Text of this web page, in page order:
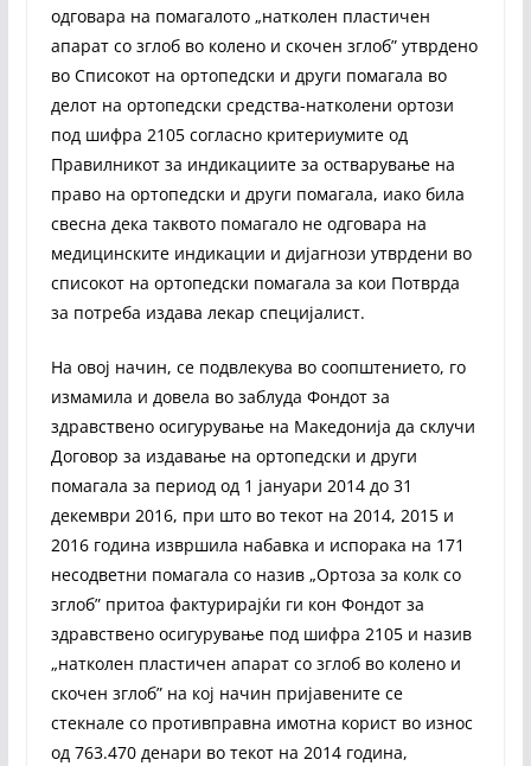
одговара на помагалото „натколен пластичен
апарат со зглоб во колено и скочен зглоб” утврдено
во Списокот на ортопедски и други помагала во
делот на ортопедски средства-натколени ортози
под шифра 2105 согласно критериумите од
Правилникот за индикациите за остварување на
право на ортопедски и други помагала, иако била
свесна дека таквото помагало не одговара на
медицинските индикации и дијагнози утврдени во
списокот на ортопедски помагала за кои Потврда
за потреба издава лекар специјалист.
На овој начин, се подвлекува во соопштението, го
измамила и довела во заблуда Фондот за
здравствено осигурување на Македонија да склучи
Договор за издавање на ортопедски и други
помагала за период од 1 јануари 2014 до 31
декември 2016, при што во текот на 2014, 2015 и
2016 година извршила набавка и испорака на 171
несодветни помагала со назив „Ортоза за колк со
зглоб” притоа фактурирајќи ги кон Фондот за
здравствено осигурување под шифра 2105 и назив
„натколен пластичен апарат со зглоб во колено и
скочен зглоб” на кој начин пријавените се
стекнале со противправна имотна корист во износ
од 763.470 денари во текот на 2014 година,